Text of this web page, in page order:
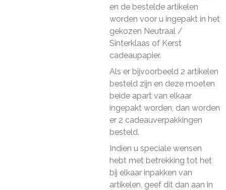
en de bestelde artikelen
worden voor u ingepakt in het
gekozen Neutraal /
Sinterklaas of Kerst
cadeaupapier.
Als er bijvoorbeeld 2 artikelen
besteld zijn en deze moeten
beide apart van elkaar
ingepakt worden, dan worden
er 2 cadeauverpakkingen
besteld.
Indien u speciale wensen
hebt met betrekking tot het
bij elkaar inpakken van
artikelen, geef dit dan aan in